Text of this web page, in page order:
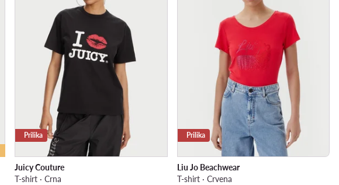
Prilika
Juicy Couture
T-shirt · Crna
Prilika
Liu Jo Beachwear
T-shirt · Crvena